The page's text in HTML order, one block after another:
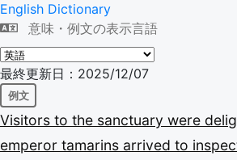
English Dictionary
意味・例文の表示言語
最終更新日：2025/12/07
例文
Visitors to the sanctuary were
emperor tamarins arrived to